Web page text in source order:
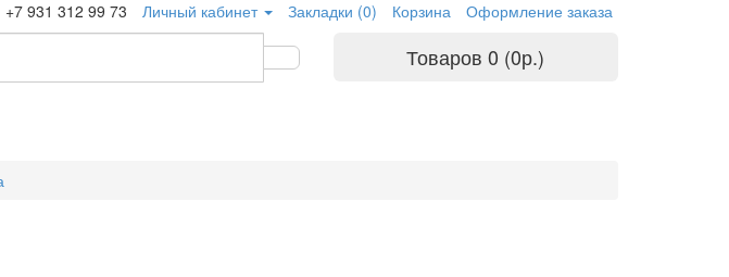
+7 931 312 99 73 Личный кабинет Закладки (0) Корзина Оформление заказа
Товаров 0 (0р.)